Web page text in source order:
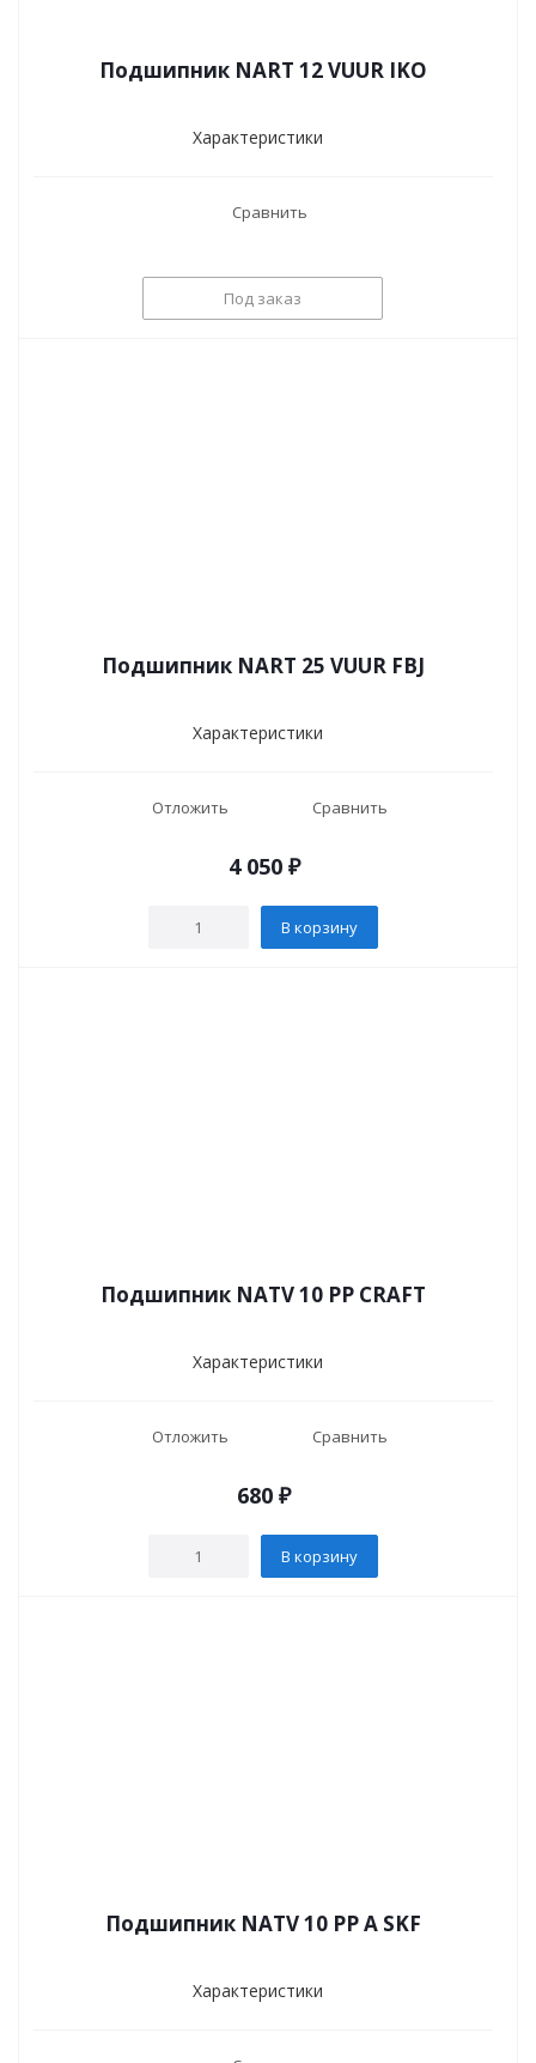
Подшипник NART 12 VUUR IKO
Характеристики
Сравнить
Под заказ
Подшипник NART 25 VUUR FBJ
Характеристики
Отложить Сравнить
4 050₽
В корзину
Подшипник NATV 10 PP CRAFT
Характеристики
Отложить Сравнить
680 ₽
В корзину
Подшипник NATV 10 PP A SKF
Характеристики